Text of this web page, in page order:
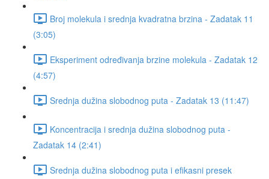
Broj molekula i srednja kvadratna brzina - Zadatak 11
(3:05)
Eksperiment određivanja brzine molekula - Zadatak 12
(4:57)
Srednja dužina slobodnog puta - Zadatak 13 (11:47)
Koncentracija i srednja dužina slobodnog puta -
Zadatak 14 (2:41)
Srednja dužina slobodnog puta i efikasni presek